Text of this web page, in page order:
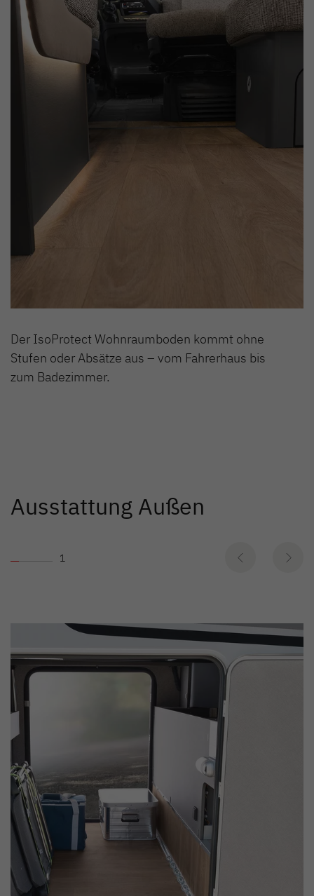
Der IsoProtect Wohnraumboden kommt ohne
Stufen oder Absätze aus – vom Fahrerhaus bis
zum Badezimmer.
Ausstattung Außen
1